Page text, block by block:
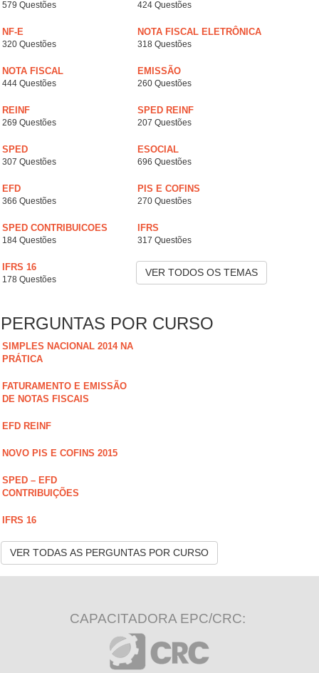
579 Questões 424 Questões
NF-E
320 Questões
NOTA FISCAL ELETRÔNICA
318 Questões
NOTA FISCAL
444 Questões
EMISSÃO
260 Questões
REINF
269 Questões
SPED REINF
207 Questões
SPED
307 Questões
ESOCIAL
696 Questões
EFD
366 Questões
PIS E COFINS
270 Questões
SPED CONTRIBUICOES
184 Questões
IFRS
317 Questões
IFRS 16
178 Questões
VER TODOS OS TEMAS
PERGUNTAS POR CURSO
SIMPLES NACIONAL 2014 NA
PRÁTICA
FATURAMENTO E EMISSÃO
DE NOTAS FISCAIS
EFD REINF
NOVO PIS E COFINS 2015
SPED – EFD
CONTRIBUIÇÕES
IFRS 16
VER TODAS AS PERGUNTAS POR CURSO
CAPACITADORA EPC/CRC: